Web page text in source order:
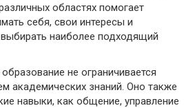
областях помогает
себя, свои интересы и
наиболее подходящий
не ограничивается
академических знаний. Оно также
навыки, как общение, управление